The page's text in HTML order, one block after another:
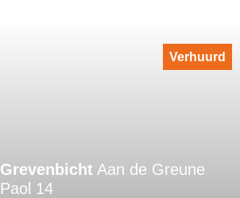
Grevenbicht Aan de Greune
Paol 14
Verhuurd